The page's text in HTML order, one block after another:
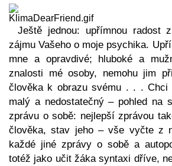
Ještě jednou: upřímnou radost
zájmu Vašeho o moje psychika.
mne a opravdivé; hluboké a
znalosti mé osoby, nemohu jim
člověka k obrazu svému . . .
malý a nedostatečný – pohled na
zprávu o sobě: nejlepší zprávou
člověka, stav jeho – vše vyčte z
každé jiné zprávy o sobě a
totéž jako učit žáka syntaxi dříve,